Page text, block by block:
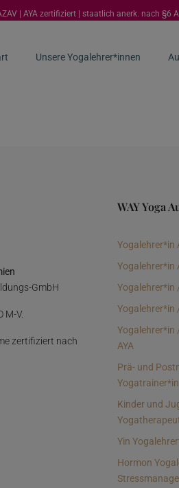
| AYA zertifiziert | staatlich anerk. nach §6
Unsere Yogalehrer*innen
GmbH
M-V.
zertifiziert nach
WAY Yoga
Yogalehrer*in
Yogalehrer*in
Yogalehrer*in
Yogalehrer*in
Yogalehrer*in
AYA
Prä- und
Yogatrainer*in
Kinder und
Yin
Hormon